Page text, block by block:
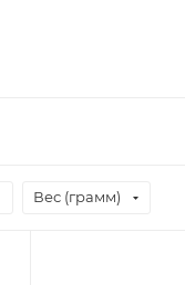
Вес (грамм)